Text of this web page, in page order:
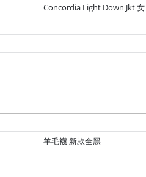
Concordia Light Down Jkt
羊毛襪 新款全黑